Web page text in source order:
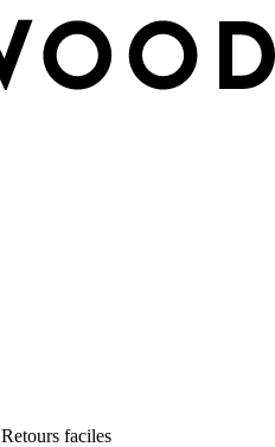
Retours faciles